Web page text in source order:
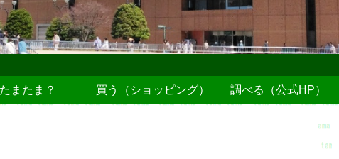
たまたま？ 買う（ショッピング） 調べる（公式HP）